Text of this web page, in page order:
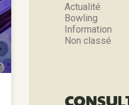
Actualité
Bowling
Information
Non classé